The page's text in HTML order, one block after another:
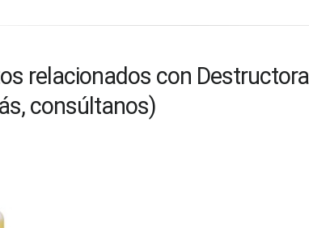
relacionados con
consúltanos)